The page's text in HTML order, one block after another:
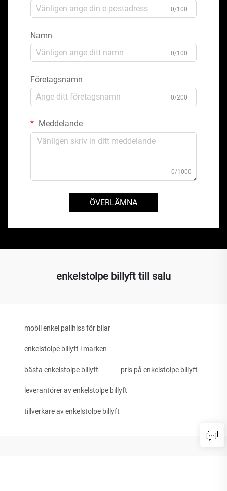
0/100
Namn
0/100
Företagsnamn
0/200
Meddelande
0/1000
ÖVERLÄMNA
enkelstolpe billyft till salu
mobil enkel pallhiss för bilar
enkelstolpe billyft i marken
bästa enkelstolpe billyft pris på enkelstolpe billyft
leverantörer av enkelstolpe billyft
tillverkare av enkelstolpe billyft